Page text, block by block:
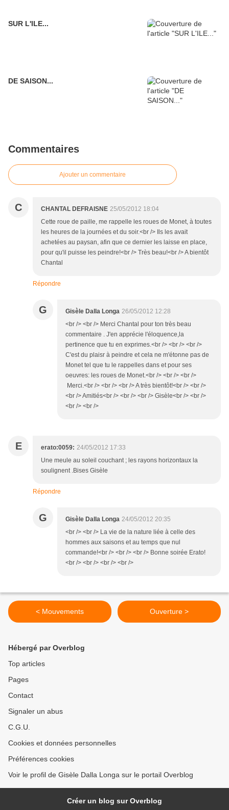
SUR L'ILE...
DE SAISON...
Commentaires
Ajouter un commentaire
C CHANTAL DEFRAISNE 25/05/2012 18:04
Cette roue de paille, me rappelle les roues de Monet, à toutes
les heures de la journées et du soir.<br /> Ils les avait
achetées au paysan, afin que ce dernier les laisse en place,
pour qu'il puisse les peindre!<br /> Très beau!<br /> A bientôt
Chantal
Répondre
G Gisèle Dalla Longa 26/05/2012 12:28
<br /> <br /> Merci Chantal pour ton très beau
commentaire . J'en apprécie l'éloquence,la
pertinence que tu en exprimes.<br /> <br /> <br />
C'est du plaisr à peindre et cela ne m'étonne pas de
Monet tel que tu le rappelles dans et pour ses
oeuvres: les roues de Monet.<br /> <br /> <br />
Merci.<br /> <br /> <br /> A très bientôt!<br /> <br />
<br /> Amitiés<br /> <br /> <br /> Gisèle<br /> <br />
<br /> <br />
E erato:0059: 24/05/2012 17:33
Une meule au soleil couchant ; les rayons horizontaux la
soulignent .Bises Gisèle
Répondre
G Gisèle Dalla Longa 24/05/2012 20:35
<br /> <br /> La vie de la nature liée à celle des
hommes aux saisons et au temps que nul
commande!<br /> <br /> <br /> Bonne soirée Erato!
<br /> <br /> <br /> <br />
< Mouvements Ouverture >
Hébergé par Overblog
Top articles
Pages
Contact
Signaler un abus
C.G.U.
Cookies et données personnelles
Préférences cookies
Voir le profil de Gisèle Dalla Longa sur le portail Overblog
Créer un blog sur Overblog